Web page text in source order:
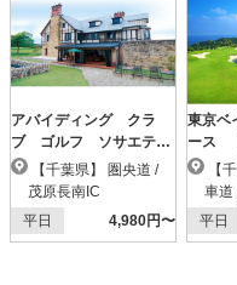
アバイディング クラ
ブ ゴルフ ソサエテ
ィ 【ＰＧＭ】
茂原長南IC
平日
4,980円〜
東京ベ
ース
車道
平日